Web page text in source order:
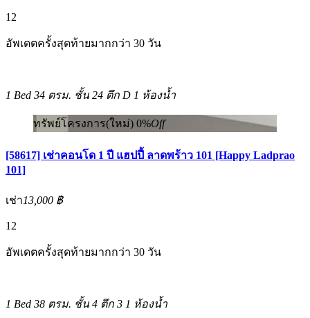
12
อัพเดตครั้งสุดท้ายมากกว่า 30 วัน
1 Bed 34 ตรม. ชั้น 24 ตึก D 1 ห้องน้ำ
ทรัพย์โครงการ(ใหม่) 0%Off
[58617] เช่าคอนโด 1 ปี แฮปปี้ ลาดพร้าว 101 [Happy Ladprao
101]
เช่า13,000 ฿
12
อัพเดตครั้งสุดท้ายมากกว่า 30 วัน
1 Bed 38 ตรม. ชั้น 4 ตึก 3 1 ห้องน้ำ